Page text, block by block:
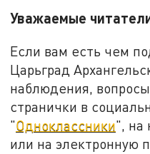
Уважаемые
Если вам есть чем
Царьград
наблюдения,
странички в
"Одноклассники", на
или на электронную